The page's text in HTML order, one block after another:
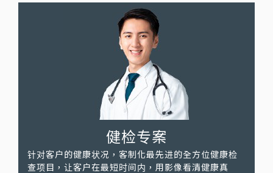
健检专案
针对客户的健康状况，客制化最先进的全方位健康检
查项目，让客户在最短时间内，用影像看清健康真